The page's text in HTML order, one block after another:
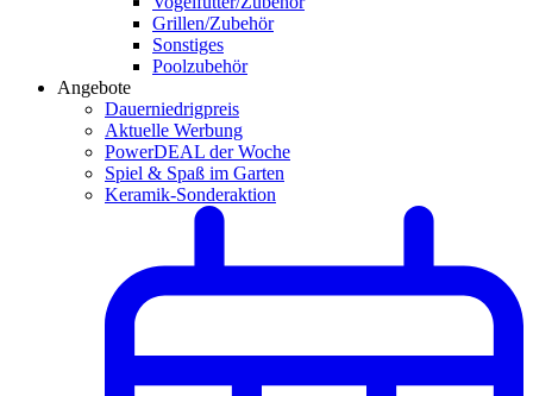
Grillen/Zubehör
Sonstiges
Poolzubehör
Angebote
Dauerniedrigpreis
Aktuelle Werbung
PowerDEAL der Woche
Spiel & Spaß im Garten
Keramik-Sonderaktion